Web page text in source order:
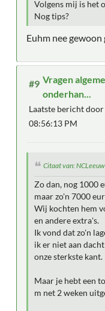
Volgens mij is het
Nog tips?
Euhm nee gewoon
#9 Vragen
onderhan...
Laatste bericht door
08:56:13 PM
Citaat van:
Zo dan, nog 1000
maar zo'n 7000
Wij kochten hem
en andere extra's.
Ik vond dat zo'n
ik er niet aan
onze sterkste kant.
Maar je hebt een
m net 2 weken